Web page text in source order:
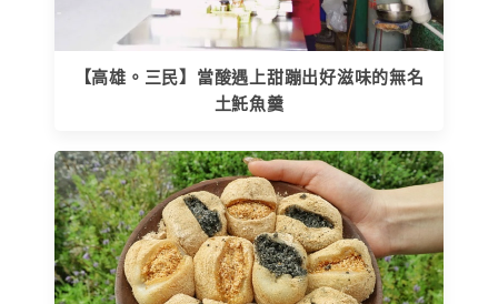
【高雄。三民】當酸遇上甜蹦出好滋味的無名
土魠魚羹